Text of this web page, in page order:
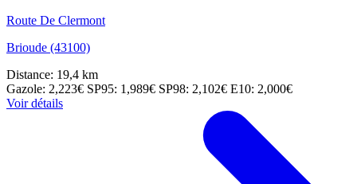
Route De Clermont
Brioude (43100)
Distance: 19,4 km
Gazole: 2,223€ SP95: 1,989€ SP98: 2,102€ E10: 2,000€
Voir détails